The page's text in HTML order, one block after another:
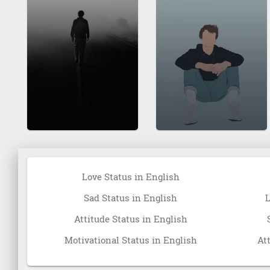
Love Status in English
Sad Status in English
Attitude Status in English
Motivational Status in English